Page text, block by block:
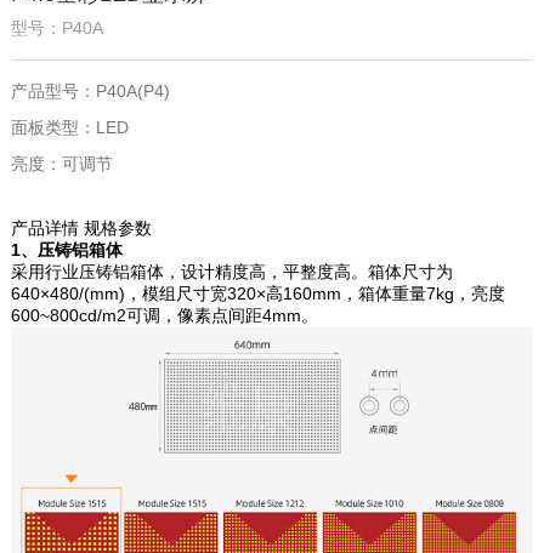
型号：P40A
产品型号：P40A(P4)
面板类型：LED
亮度：可调节
产品详情 规格参数
1、压铸铝箱体
采用行业压铸铝箱体，设计精度高，平整度高。箱体尺寸为
640×480/(mm)，模组尺寸宽320×高160mm，箱体重量7kg，亮度
600~800cd/m2可调，像素点间距4mm。